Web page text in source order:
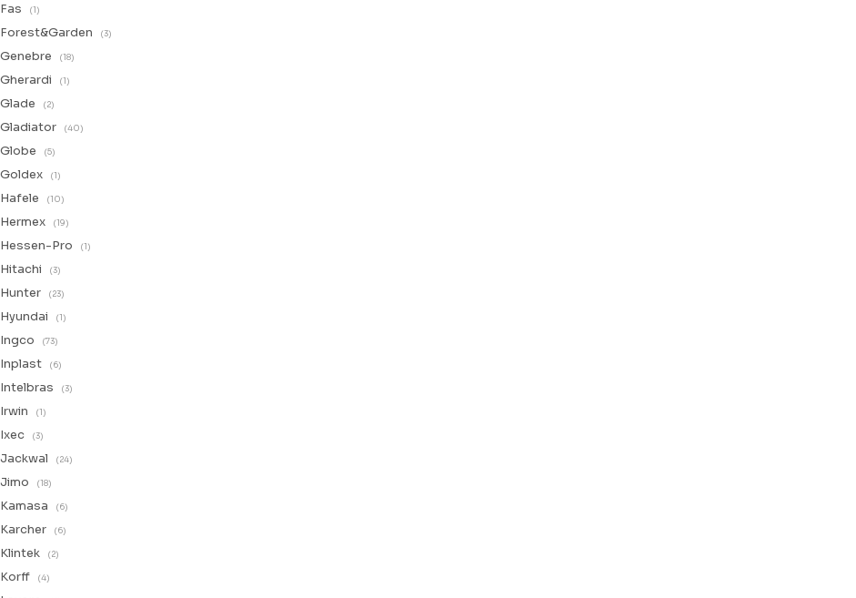
Fas (1)
Forest&Garden (3)
Genebre (18)
Gherardi (1)
Glade (2)
Gladiator (40)
Globe (5)
Goldex (1)
Hafele (10)
Hermex (19)
Hessen-Pro (1)
Hitachi (3)
Hunter (23)
Hyundai (1)
Ingco (73)
Inplast (6)
Intelbras (3)
Irwin (1)
Ixec (3)
Jackwal (24)
Jimo (18)
Kamasa (6)
Karcher (6)
Klintek (2)
Korff (4)